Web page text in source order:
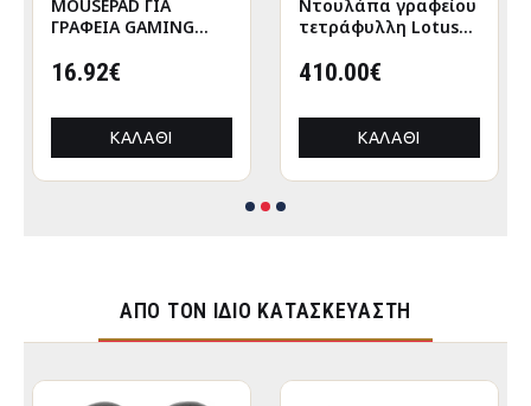
MOUSEPAD ΓΙΑ
ΓΡΑΦΕΙΑ GAMING
ΜΑΥΡΟ ΧΡΩΜΑ
16.92€
ΚΑΛΆΘΙ
Nτουλάπα γραφείου
τετράφυλλη Lotus
ανθρακί
410.00€
ΚΑΛΆΘΙ
ΑΠΌ ΤΟΝ ΊΔΙΟ ΚΑΤΑΣΚΕΥΑΣΤΉ